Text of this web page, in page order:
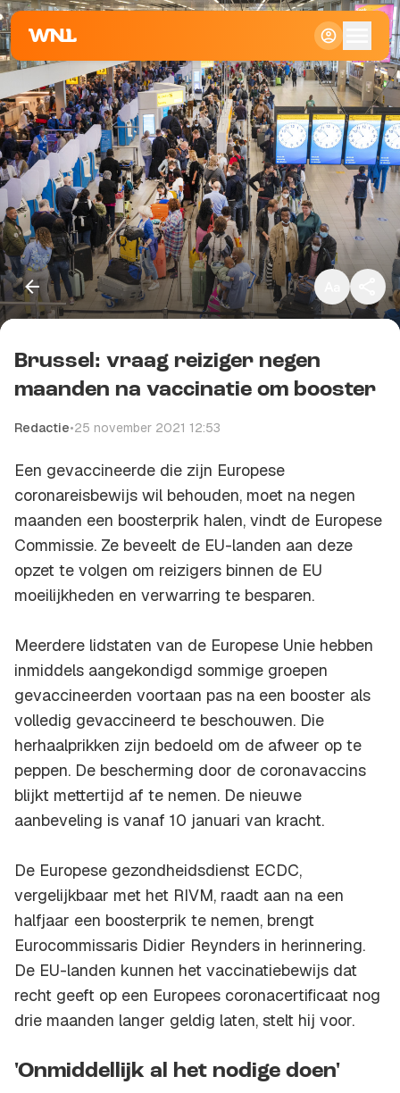
Klein
Standaard
Groot
Kopieer link
Brussel: vraag reiziger negen
maanden na vaccinatie om booster
Redactie•25 november 2021 12:53
Een gevaccineerde die zijn Europese
coronareisbewijs wil behouden, moet na negen
maanden een boosterprik halen, vindt de Europese
Commissie. Ze beveelt de EU-landen aan deze
opzet te volgen om reizigers binnen de EU
moeilijkheden en verwarring te besparen.
Meerdere lidstaten van de Europese Unie hebben
inmiddels aangekondigd sommige groepen
gevaccineerden voortaan pas na een booster als
volledig gevaccineerd te beschouwen. Die
herhaalprikken zijn bedoeld om de afweer op te
peppen. De bescherming door de coronavaccins
blijkt mettertijd af te nemen. De nieuwe
aanbeveling is vanaf 10 januari van kracht.
De Europese gezondheidsdienst ECDC,
vergelijkbaar met het RIVM, raadt aan na een
halfjaar een boosterprik te nemen, brengt
Eurocommissaris Didier Reynders in herinnering.
De EU-landen kunnen het vaccinatiebewijs dat
recht geeft op een Europees coronacertificaat nog
drie maanden langer geldig laten, stelt hij voor.
'Onmiddellijk al het nodige doen'